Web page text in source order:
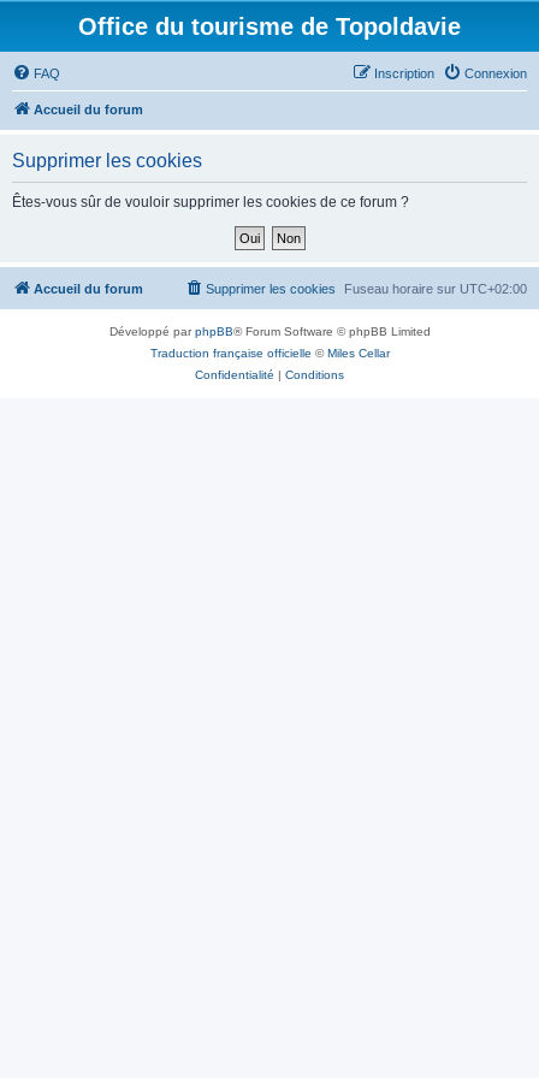
Office du tourisme de Topoldavie
FAQ Connexion
Inscription
Accueil du forum
Supprimer les cookies
Êtes-vous sûr de vouloir supprimer les cookies de ce forum ?
Accueil du forum Fuseau horaire sur UTC+02:00
Supprimer les cookies
Développé parphpBB® Forum Software © phpBB Limited
Traduction française officielle ©Miles Cellar
Confidentialité | Conditions